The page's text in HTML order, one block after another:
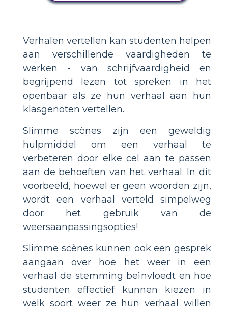
Verhalen vertellen kan studenten helpen
aan verschillende vaardigheden te
werken - van schrijfvaardigheid en
begrijpend lezen tot spreken in het
openbaar als ze hun verhaal aan hun
klasgenoten vertellen.
Slimme scènes zijn een geweldig
hulpmiddel om een verhaal te
verbeteren door elke cel aan te passen
aan de behoeften van het verhaal. In dit
voorbeeld, hoewel er geen woorden zijn,
wordt een verhaal verteld simpelweg
door het gebruik van de
weersaanpassingsopties!
Slimme scènes kunnen ook een gesprek
aangaan over hoe het weer in een
verhaal de stemming beïnvloedt en hoe
studenten effectief kunnen kiezen in
welk soort weer ze hun verhaal willen